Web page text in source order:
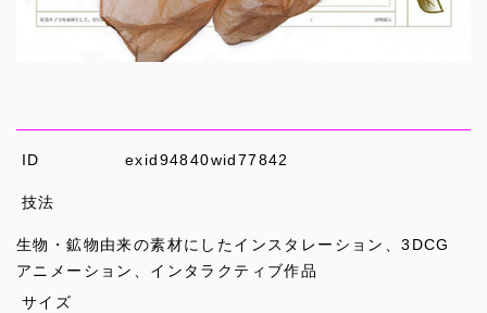
ID exid94840wid77842
技法
生物・鉱物由来の素材にしたインスタレーション、3DCG
アニメーション、インタラクティブ作品
サイズ